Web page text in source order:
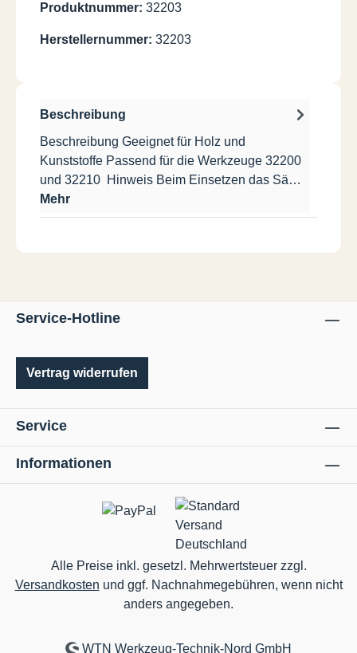
Produktnummer: 32203
Herstellernummer: 32203
Beschreibung
Beschreibung Geeignet für Holz und
Kunststoffe Passend für die Werkzeuge 32200
und 32210 Hinweis Beim Einsetzen das Sä…
Mehr
Service-Hotline
Vertrag widerrufen
Service
Informationen
Alle Preise inkl. gesetzl. Mehrwertsteuer zzgl.
Versandkosten und ggf. Nachnahmegebühren, wenn nicht
anders angegeben.
WTN Werkzeug-Technik-Nord GmbH